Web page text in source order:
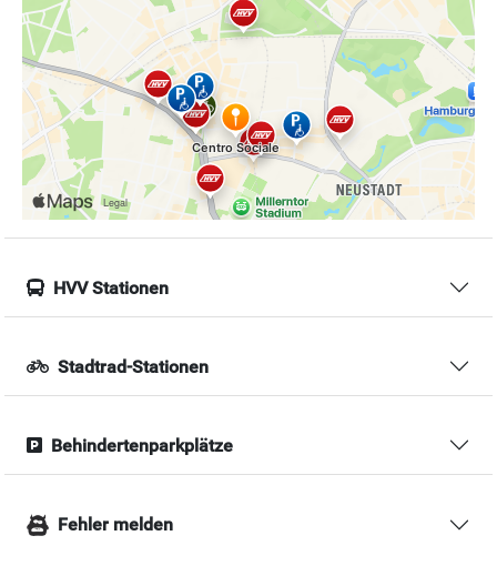
HVV Stationen
Stadtrad-Stationen
Behindertenparkplätze
Fehler melden